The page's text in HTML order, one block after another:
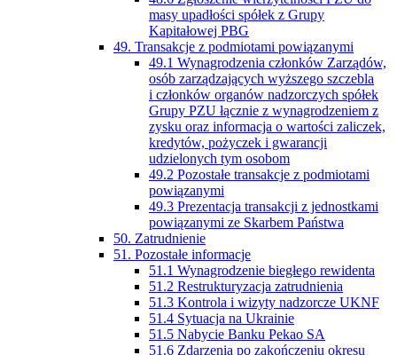
masy upadłości spółek z Grupy
Kapitałowej PBG
49. Transakcje z podmiotami powiązanymi
49.1 Wynagrodzenia członków Zarządów,
osób zarządzających wyższego szczebla
i członków organów nadzorczych spółek
Grupy PZU łącznie z wynagrodzeniem z
zysku oraz informacja o wartości zaliczek,
kredytów, pożyczek i gwarancji
udzielonych tym osobom
49.2 Pozostałe transakcje z podmiotami
powiązanymi
49.3 Prezentacja transakcji z jednostkami
powiązanymi ze Skarbem Państwa
50. Zatrudnienie
51. Pozostałe informacje
51.1 Wynagrodzenie biegłego rewidenta
51.2 Restrukturyzacja zatrudnienia
51.3 Kontrola i wizyty nadzorcze UKNF
51.4 Sytuacja na Ukrainie
51.5 Nabycie Banku Pekao SA
51.6 Zdarzenia po zakończeniu okresu